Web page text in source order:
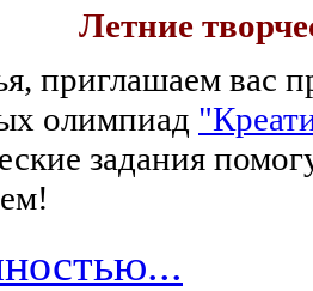
Летние
приглашаем вас
олимпиад
задания